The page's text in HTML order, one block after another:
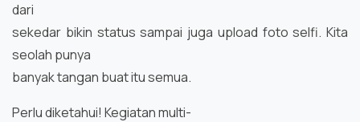
dari
sekedar bikin status sampai juga upload foto selfi. Kita
seolah punya
banyak tangan buat itu semua.
Perlu diketahui! Kegiatan multi-